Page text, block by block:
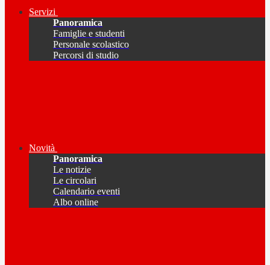
Servizi
Panoramica
Famiglie e studenti
Personale scolastico
Percorsi di studio
Novità
Panoramica
Le notizie
Le circolari
Calendario eventi
Albo online